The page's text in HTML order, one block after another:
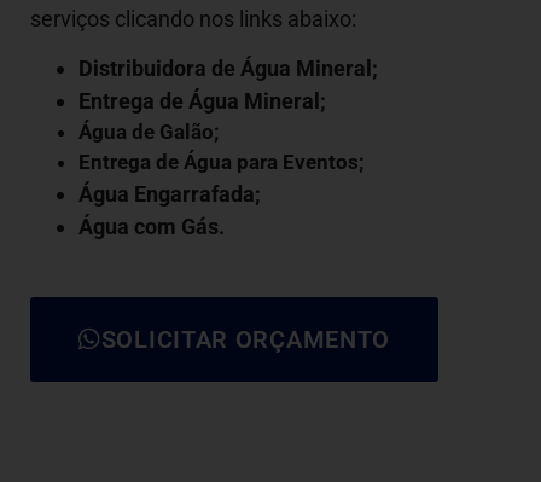
serviços clicando nos links abaixo:
Distribuidora de Água Mineral;
Entrega de Água Mineral;
Água de Galão;
Entrega de Água para Eventos;
Água Engarrafada;
Água com Gás.
SOLICITAR ORÇAMENTO